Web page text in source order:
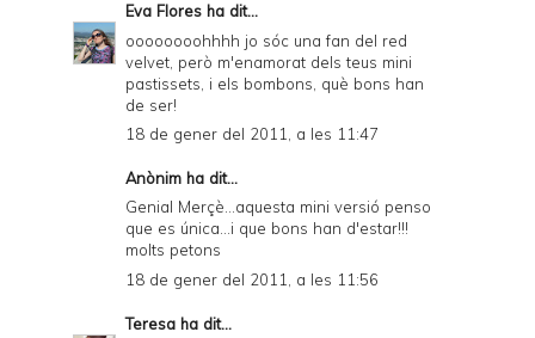
Eva Flores ha dit...
oooooooohhhh jo sóc una fan del red
velvet, però m'enamorat dels teus mini
pastissets, i els bombons, què bons han
de ser!
18 de gener del 2011, a les 11:47
Anònim ha dit...
Genial Merçè...aquesta mini versió penso
que es única...i que bons han d'estar!!!
molts petons
18 de gener del 2011, a les 11:56
Teresa ha dit...